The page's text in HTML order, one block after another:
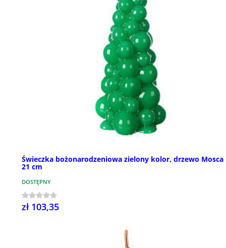
Świeczka bożonarodzeniowa zielony kolor, drzewo Mosca
21 cm
DOSTĘPNY
zł 103,35